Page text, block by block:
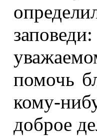
помочь
кому-
доброе